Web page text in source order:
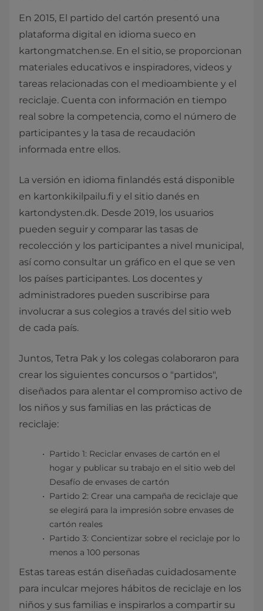
En 2015, El partido del cartón presentó una
plataforma digital en idioma sueco en
kartongmatchen.se. En el sitio, se proporcionan
materiales educativos e inspiradores, videos y
tareas relacionadas con el medioambiente y el
reciclaje. Cuenta con información en tiempo
real sobre la competencia, como el número de
participantes y la tasa de recaudación
informada entre ellos.
La versión en idioma finlandés está disponible
en kartonkikilpailu.fi y el sitio danés en
kartondysten.dk. Desde 2019, los usuarios
pueden seguir y comparar las tasas de
recolección y los participantes a nivel municipal,
así como consultar un gráfico en el que se ven
los países participantes. Los docentes y
administradores pueden suscribirse para
involucrar a sus colegios a través del sitio web
de cada país.
Juntos, Tetra Pak y los colegas colaboraron para
crear los siguientes concursos o "partidos",
diseñados para alentar el compromiso activo de
los niños y sus familias en las prácticas de
reciclaje:
Partido 1: Reciclar envases de cartón en el
hogar y publicar su trabajo en el sitio web del
Desafío de envases de cartón
Partido 2: Crear una campaña de reciclaje que
se elegirá para la impresión sobre envases de
cartón reales
Partido 3: Concientizar sobre el reciclaje por lo
menos a 100 personas
Estas tareas están diseñadas cuidadosamente
para inculcar mejores hábitos de reciclaje en los
niños y sus familias e inspirarlos a compartir su